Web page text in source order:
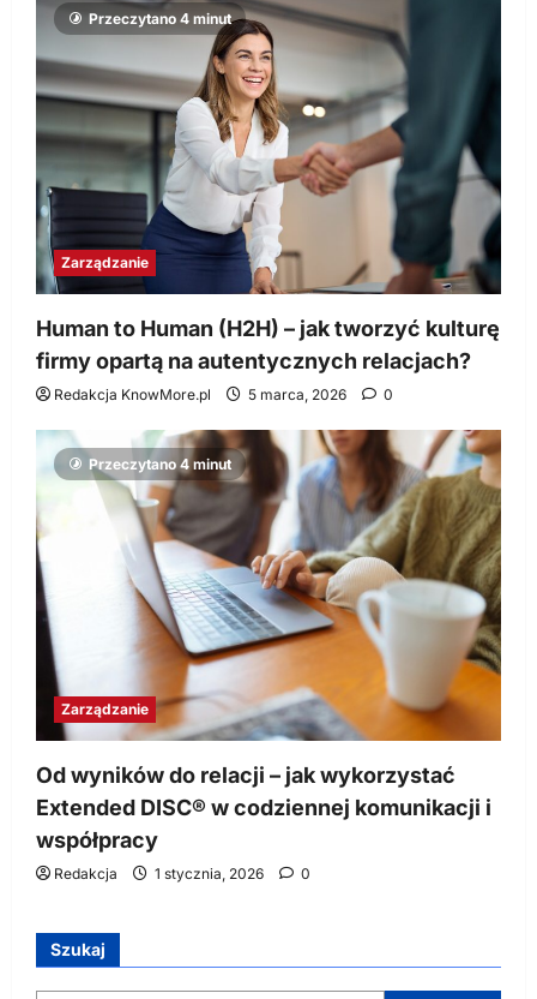
Przeczytano 4 minut
Zarządzanie
Human to Human (H2H) – jak tworzyć kulturę
firmy opartą na autentycznych relacjach?
Redakcja KnowMore.pl 5 marca, 2026 0
Przeczytano 4 minut
Zarządzanie
Od wyników do relacji – jak wykorzystać
Extended DISC® w codziennej komunikacji i
współpracy
Redakcja 1 stycznia, 2026 0
Szukaj